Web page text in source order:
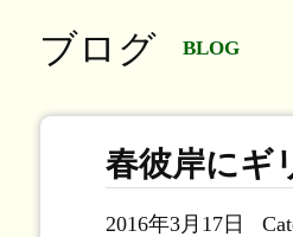
ブログ BLOG
春彼岸にギ
2016年3月17日